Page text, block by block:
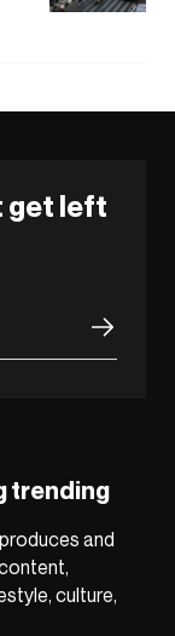
get left
trending
and
culture,